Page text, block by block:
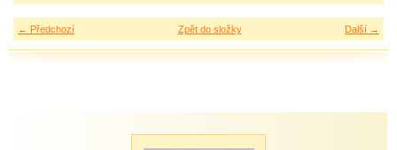
← Předchozí Další →
Zpět do složky